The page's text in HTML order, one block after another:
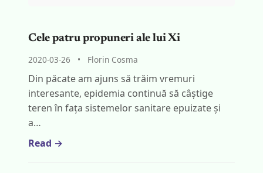
Cele patru propuneri ale lui Xi
2020-03-26
• Florin Cosma
Din păcate am ajuns să trăim vremuri
interesante, epidemia continuă să câștige
teren în fața sistemelor sanitare epuizate și
a…
Read →